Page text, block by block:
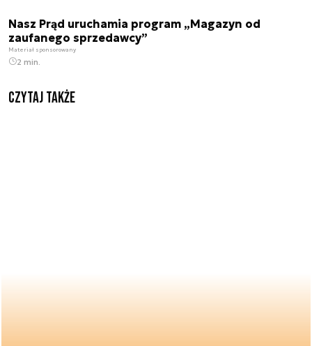
Nasz Prąd uruchamia program „Magazyn od
zaufanego sprzedawcy”
Materiał sponsorowany
2 min.
Czytaj także